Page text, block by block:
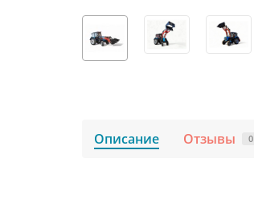
Описание Отзывы 0